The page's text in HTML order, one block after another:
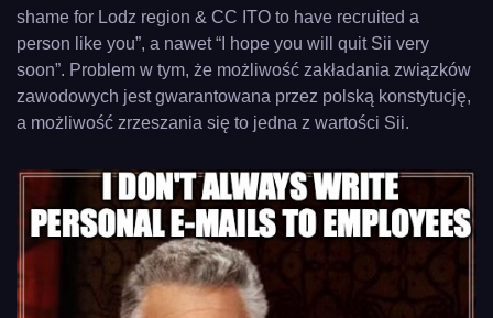
shame for Lodz region & CC ITO to have recruited a
person like you”, a nawet “I hope you will quit Sii very
soon”. Problem w tym, że możliwość zakładania związków
zawodowych jest gwarantowana przez polską konstytucję,
a możliwość zrzeszania się to jedna z wartości Sii.